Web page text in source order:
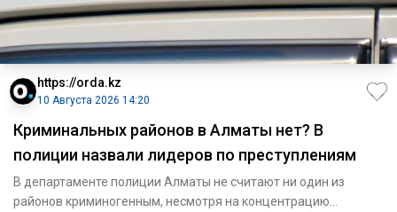
https://orda.kz
10 Августа 2026 14:20
Криминальных районов в Алматы нет? В
полиции назвали лидеров по преступлениям
В департаменте полиции Алматы не считают ни один из
районов криминогенным, несмотря на концентрацию